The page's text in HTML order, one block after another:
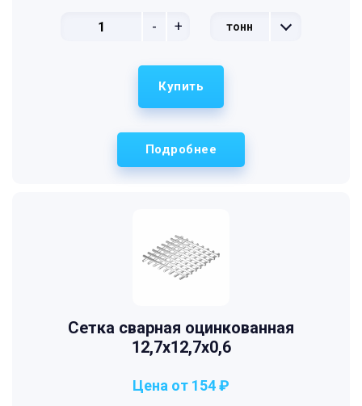
- + тонн
Подробнее
Купить
Сетка сварная оцинкованная
12,7х12,7х0,6
Цена от 154 ₽